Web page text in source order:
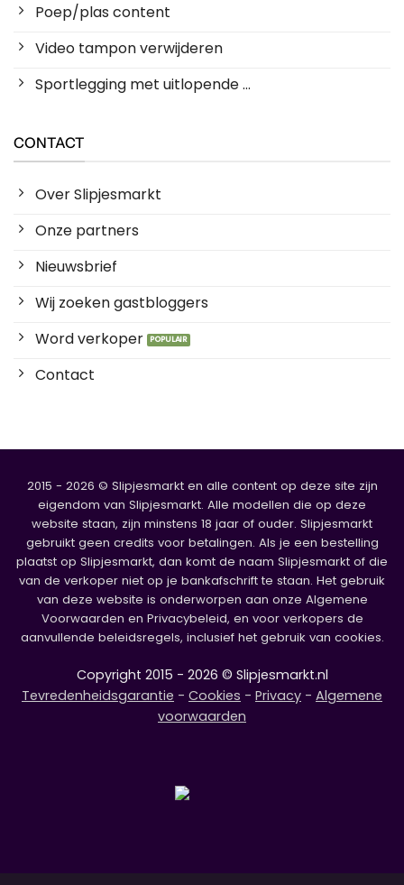
Poep/plas content
Video tampon verwijderen
Sportlegging met uitlopende ...
CONTACT
Over Slipjesmarkt
Onze partners
Nieuwsbrief
Wij zoeken gastbloggers
Word verkoper
Contact
2015 - 2026 © Slipjesmarkt en alle content op deze site zijn
eigendom van Slipjesmarkt. Alle modellen die op deze
website staan, zijn minstens 18 jaar of ouder. Slipjesmarkt
gebruikt geen credits voor betalingen. Als je een bestelling
plaatst op Slipjesmarkt, dan komt de naam Slipjesmarkt of die
van de verkoper niet op je bankafschrift te staan. Het gebruik
van deze website is onderworpen aan onze Algemene
Voorwaarden en Privacybeleid, en voor verkopers de
aanvullende beleidsregels, inclusief het gebruik van cookies.
Copyright 2015 - 2026 © Slipjesmarkt.nl
Tevredenheidsgarantie - Cookies - Privacy - Algemene
voorwaarden